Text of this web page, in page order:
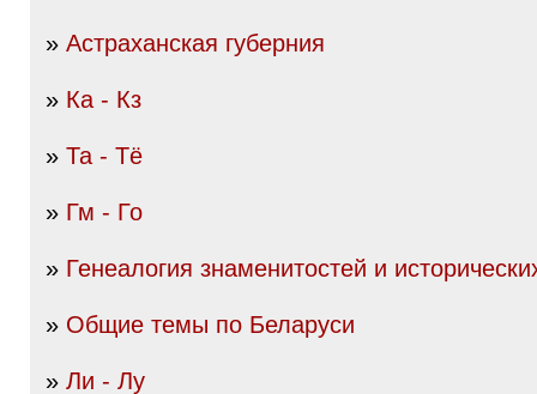
» Астраханская губерния
» Ка - Кз
» Та - Тё
» Гм - Го
» Генеалогия знаменитостей и
» Общие темы по Беларуси
» Ли - Лу